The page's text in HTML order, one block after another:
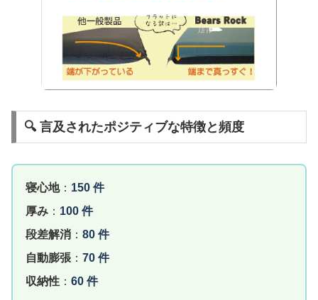
🔍 言及されたポジティブな特徴と頻度
寝心地： 150 件
厚み ： 100 件
段差解消 ：80 件
自動膨張 ：70 件
収納性 ：60 件